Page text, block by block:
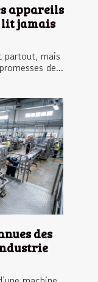
appareils
lit jamais
partout, mais
de...
des